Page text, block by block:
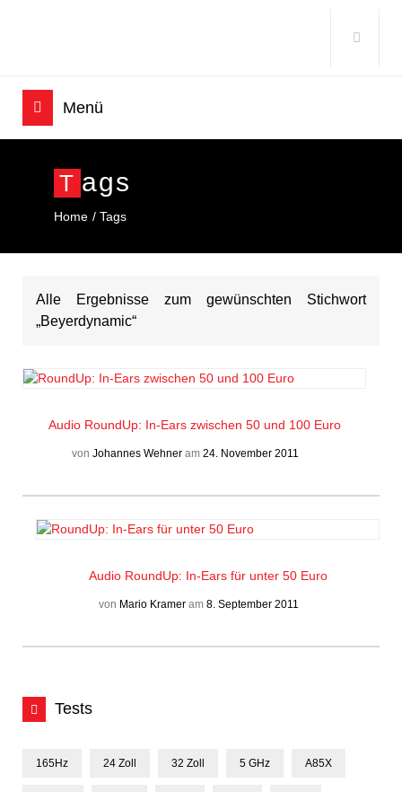
T Ags
Home Tags
Alle Ergebnisse zum gewünschten Stichwort
„Beyerdynamic“
Audio RoundUp: In-Ears zwischen 50 und 100 Euro
von Johannes Wehner am 24. November 2011
Audio RoundUp: In-Ears für unter 50 Euro
von Mario Kramer am 8. September 2011
Tests
165Hz 24 Zoll 32 Zoll 5 GHz A85X